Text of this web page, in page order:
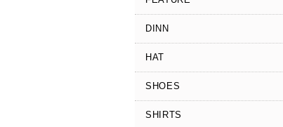
DINN
HAT
SHOES
SHIRTS